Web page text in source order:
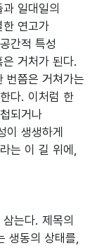
일대일의
한 연고가
간적 특성
거처가 된다.
번쯤은 거쳐가는
다. 이처럼 한
되거나
이 생생하게
는 이 길 위에,
는다. 제목의
생동의 상태를,